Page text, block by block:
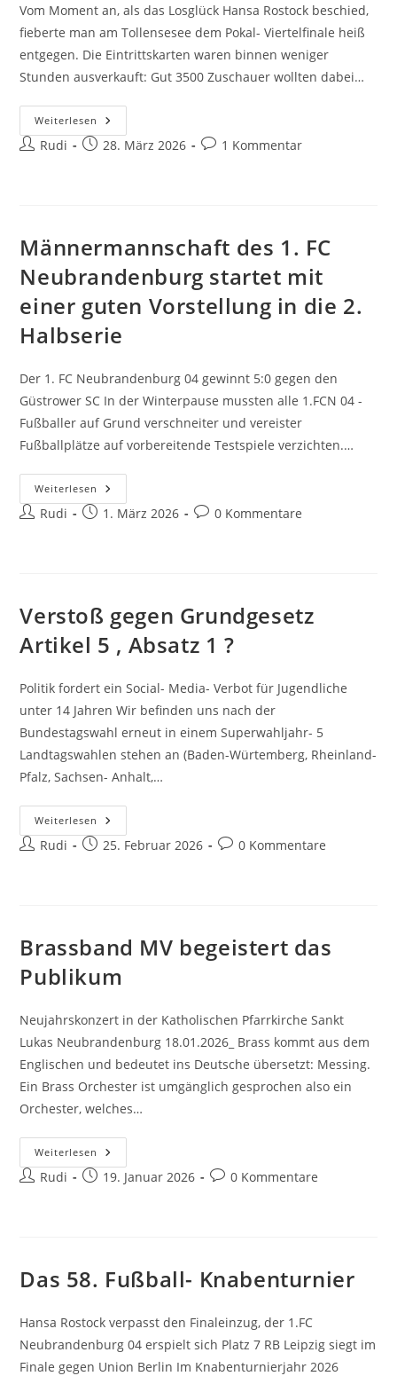
Vom Moment an, als das Losglück Hansa Rostock beschied,
fieberte man am Tollensesee dem Pokal- Viertelfinale heiß
entgegen. Die Eintrittskarten waren binnen weniger
Stunden ausverkauft: Gut 3500 Zuschauer wollten dabei…
Weiterlesen Hansa
Rostock
Ist
Beitrags-
Rudi
Beitrag28. März 2026
Beitrags-
1 Kommentar
Männermannschaft des 1. FC
Neubrandenburg startet mit
einer guten Vorstellung in die 2.
Halbserie
Der 1. FC Neubrandenburg 04 gewinnt 5:0 gegen den
Güstrower SC In der Winterpause mussten alle 1.FCN 04 -
Fußballer auf Grund verschneiter und vereister
Fußballplätze auf vorbereitende Testspiele verzichten.…
Weiterlesen Männermannschaft
Des
1.
In
Die
2.
Halbserie
Beitrags-
Rudi
Beitrag1. März 2026
Beitrags-
0 Kommentare
Verstoß gegen Grundgesetz
Artikel 5 , Absatz 1 ?
Politik fordert ein Social- Media- Verbot für Jugendliche
unter 14 Jahren Wir befinden uns nach der
Bundestagswahl erneut in einem Superwahljahr- 5
Landtagswahlen stehen an (Baden-Würtemberg, Rheinland-
Pfalz, Sachsen- Anhalt,…
Weiterlesen Verstoß
Gegen
Grundgesetz
Beitrags-
Rudi
Beitrag25. Februar 2026
Beitrags-
0 Kommentare
Brassband MV begeistert das
Publikum
Neujahrskonzert in der Katholischen Pfarrkirche Sankt
Lukas Neubrandenburg 18.01.2026_ Brass kommt aus dem
Englischen und bedeutet ins Deutsche übersetzt: Messing.
Ein Brass Orchester ist umgänglich gesprochen also ein
Orchester, welches…
Weiterlesen Brassband
MV
Begeistert
Beitrags-
Rudi
Beitrag19. Januar 2026
Beitrags-
0 Kommentare
Das 58. Fußball- Knabenturnier
Hansa Rostock verpasst den Finaleinzug, der 1.FC
Neubrandenburg 04 erspielt sich Platz 7 RB Leipzig siegt im
Finale gegen Union Berlin Im Knabenturnierjahr 2026